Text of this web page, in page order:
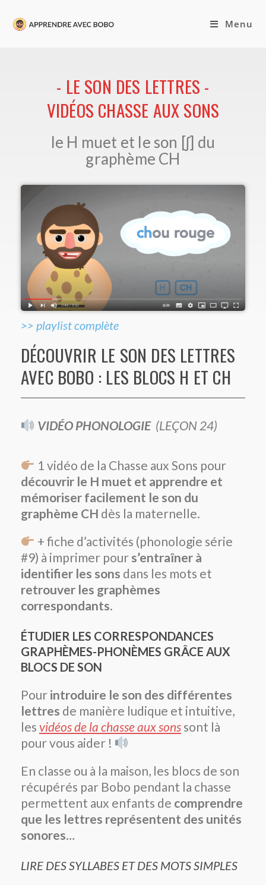
Menu
- LE SON DES LETTRES -
VIDÉOS CHASSE AUX SONS
le H muet et le son [ʃ] du
graphème CH
>> playlist complète
DÉCOUVRIR LE SON DES LETTRES
AVEC BOBO : LES BLOCS H ET CH
VIDÉO PHONOLOGIE (LEÇON 24)
1 vidéo de la Chasse aux Sons pour
découvrir le H muet et apprendre et
mémoriser facilement le son du
graphème CH dès la maternelle.
+ fiche d’activités (phonologie série
#9) à imprimer pour s’entraîner à
identifier les sons dans les mots et
retrouver les graphèmes
correspondants.
ÉTUDIER LES CORRESPONDANCES
GRAPHÈMES-PHONÈMES GRÂCE AUX
BLOCS DE SON
Pour introduire le son des différentes
lettres de manière ludique et intuitive,
les vidéos de la chasse aux sons sont là
pour vous aider !
En classe ou à la maison, les blocs de son
récupérés par Bobo pendant la chasse
permettent aux enfants de comprendre
que les lettres représentent des unités
sonores…
LIRE DES SYLLABES ET DES MOTS SIMPLES